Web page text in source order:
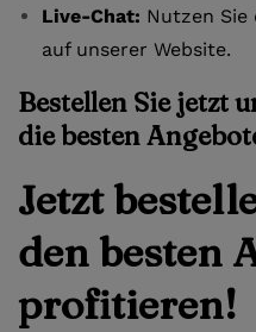
Live-Chat: Nutzen
auf unserer Website.
Bestellen Sie jetzt
die besten
Jetzt
den besten
profitieren!